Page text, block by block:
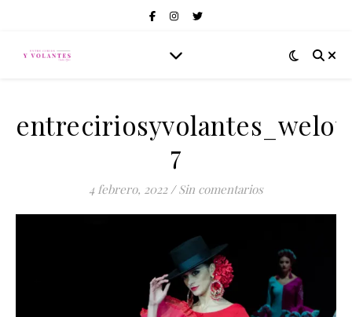
7
4 febrero, 2022 / Sin comentarios